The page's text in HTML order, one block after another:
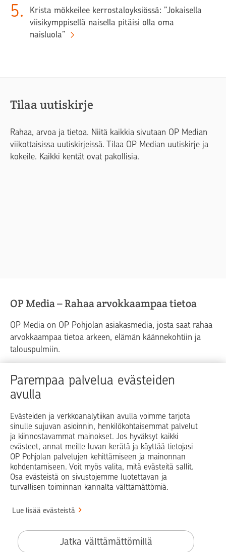
Parempaa palvelua evästeiden
avulla
Evästeiden ja verkkoanalytiikan avulla voimme tarjota
sinulle sujuvan asioinnin, henkilökohtaisemmat palvelut
ja kiinnostavammat mainokset. Jos hyväksyt kaikki
evästeet, annat meille luvan kerätä ja käyttää tietojasi
OP Pohjolan palvelujen kehittämiseen ja mainonnan
kohdentamiseen. Voit myös valita, mitä evästeitä sallit.
Osa evästeistä on sivustojemme luotettavan ja
turvallisen toiminnan kannalta välttämättömiä.
Lue lisää evästeistä
Jatka välttämättömillä
5.
Krista mökkeilee kerrostaloyksiössä: ”Jokaisella
viisikymppisellä naisella pitäisi olla oma
naisluola”
Tilaa uutiskirje
Rahaa, arvoa ja tietoa. Niitä kaikkia sivutaan OP Median
viikottaisissa uutiskirjeissä. Tilaa OP Median uutiskirje ja
kokeile. Kaikki kentät ovat pakollisia.
OP Media – Rahaa arvokkaampaa tietoa
OP Media on OP Pohjolan asiakasmedia, josta saat rahaa
arvokkaampaa tietoa arkeen, elämän käännekohtiin ja
talouspulmiin.
Raha Elämä
Yrityselämä
Blogit ja puheenvuorot
Op.fi OP Koti Pohjola Vahinkoapu
Facebook
X LinkedInInstagram
Käyttöehdot